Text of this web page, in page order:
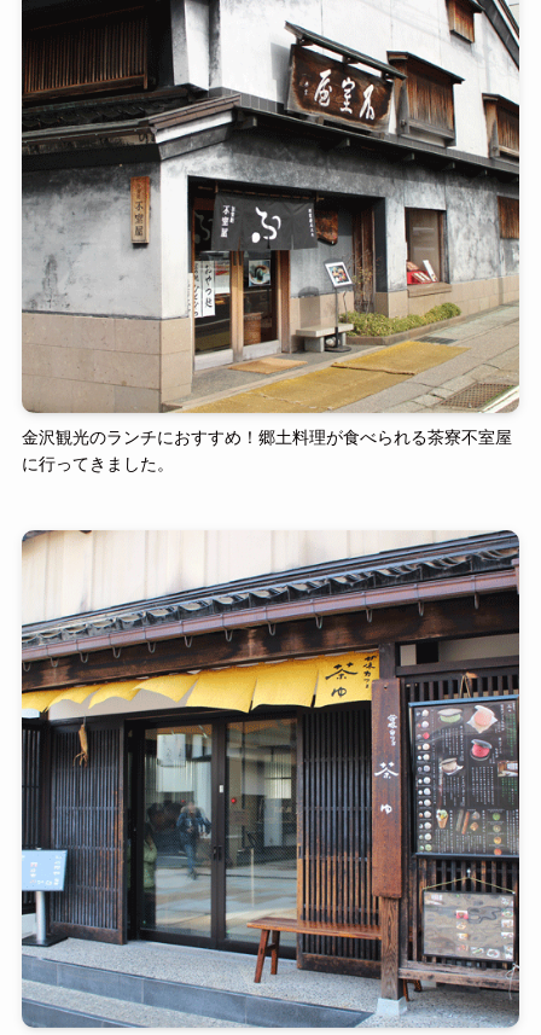
金沢観光のランチにおすすめ！郷土料理が食べられる茶寮不室屋
に行ってきました。